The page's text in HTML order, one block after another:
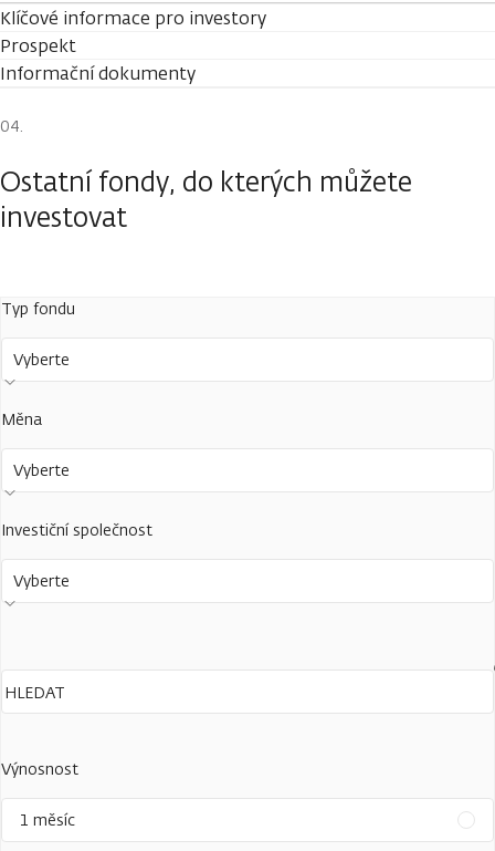
Klíčové informace pro investory
Prospekt
Informační dokumenty
Ostatní fondy, do kterých můžete
investovat
Typ fondu
Vyberte
Měna
Vyberte
Investiční společnost
Vyberte
Výnosnost
1 měsíc